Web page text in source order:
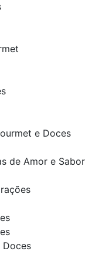
e Doces
de Amor e Sabor
Doces